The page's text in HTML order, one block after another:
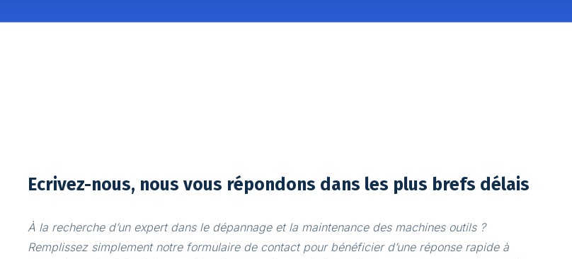
Ecrivez-nous, nous vous répondons dans les plus brefs délais
À la recherche d’un expert dans le dépannage et la maintenance des machines outils ?
Remplissez simplement notre formulaire de contact pour bénéficier d’une réponse rapide à